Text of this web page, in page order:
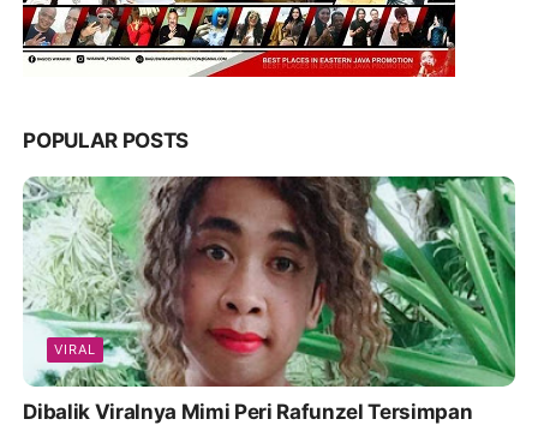
POPULAR POSTS
VIRAL
Dibalik Viralnya Mimi Peri Rafunzel Tersimpan